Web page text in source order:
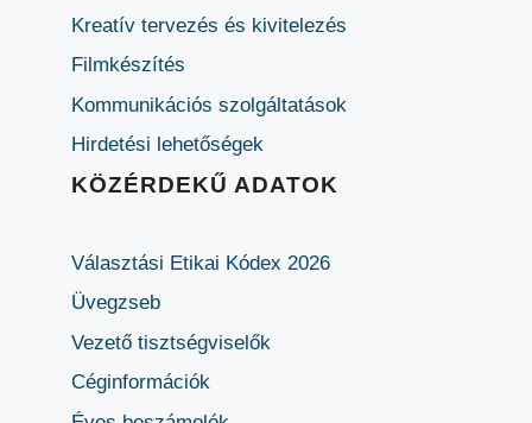
Kreatív tervezés és kivitelezés
Filmkészítés
Kommunikációs szolgáltatások
Hirdetési lehetőségek
KÖZÉRDEKŰ ADATOK
Választási Etikai Kódex 2026
Üvegzseb
Vezető tisztségviselők
Céginformációk